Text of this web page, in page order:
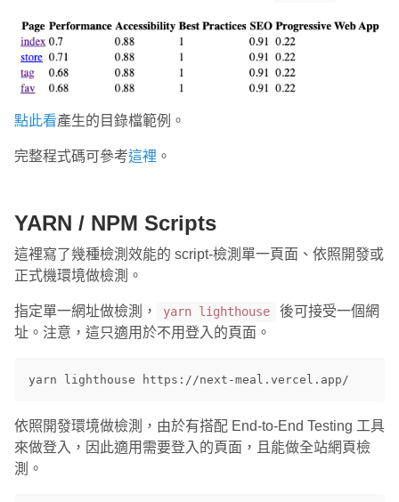
點此看產生的目錄檔範例。
完整程式碼可參考這裡 。
YARN / NPM Scripts
這裡寫了幾種檢測效能的 script-檢測單一頁面、依照開發或
正式機環境做檢測。
指定單一網址做檢測， yarn lighthouse
後可接受一個網
址。注意，這只適用於不用登入的頁面。
依照開發環境做檢測，由於有搭配 End-to-End Testing 工具
來做登入，因此適用需要登入的頁面，且能做全站網頁檢
測。